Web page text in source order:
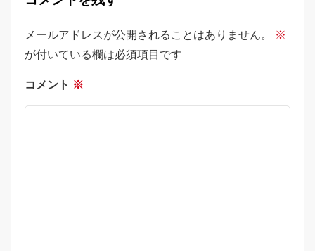
メールアドレスが公開されることはありません。
※
が付いている欄は必須項目です
コメント ※